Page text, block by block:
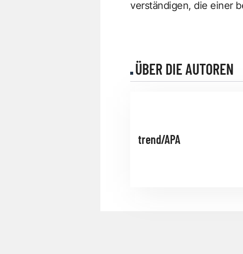
verständigen, die einer
ÜBER DIE AUTOREN
trend/APA